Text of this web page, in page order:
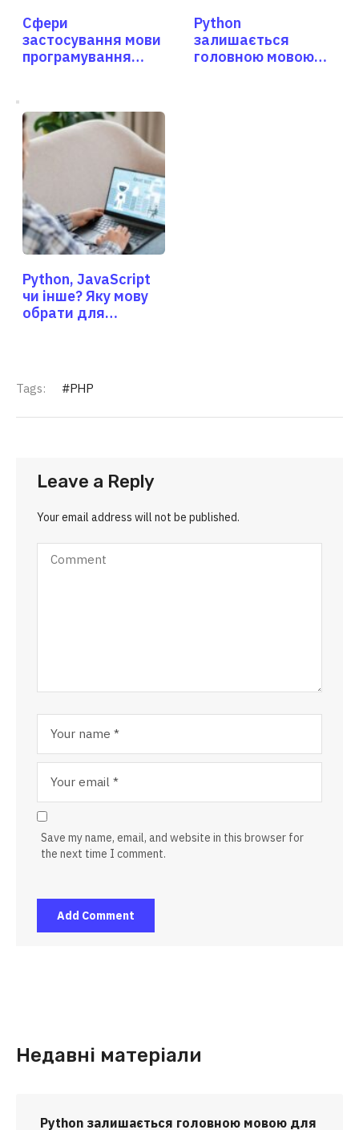
Сфери
застосування мови
програмування
Python
залишається
головною мовою
Python, JavaScript
чи інше? Яку мову
обрати для
Tags: PHP
Leave a Reply
Your email address will not be published.
Save my name, email, and website in this browser for
the next time I comment.
Недавні матеріали
Python залишається головною мовою для